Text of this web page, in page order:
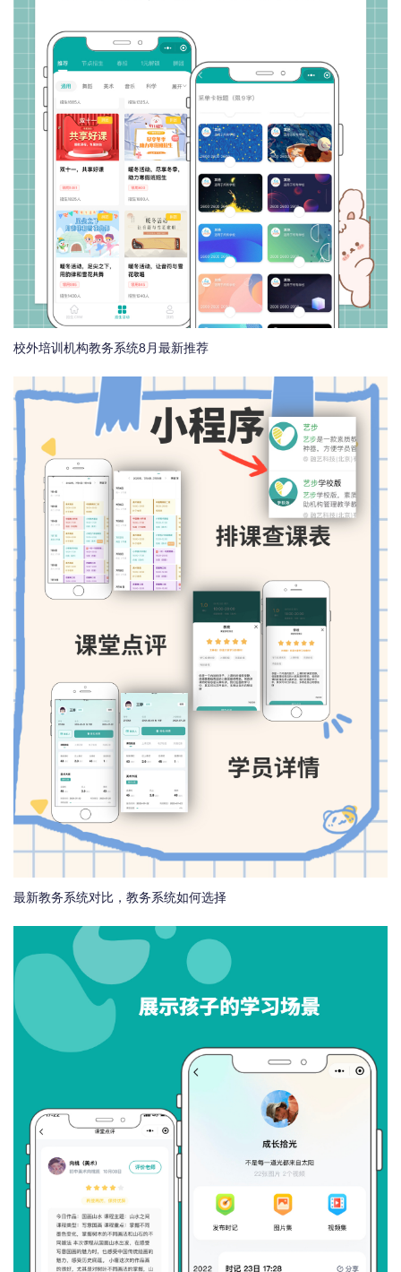
校外培训机构教务系统8月最新推荐
最新教务系统对比，教务系统如何选择